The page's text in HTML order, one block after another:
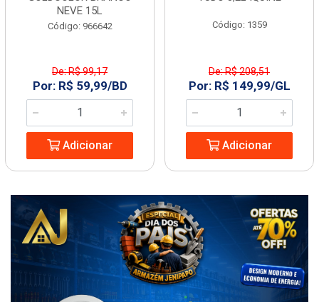
NEVE 15L
Código: 966642
De: R$ 99,17
Por: R$ 59,99/BD
Adicionar
Código: 1359
De: R$ 208,51
Por: R$ 149,99/GL
Adicionar